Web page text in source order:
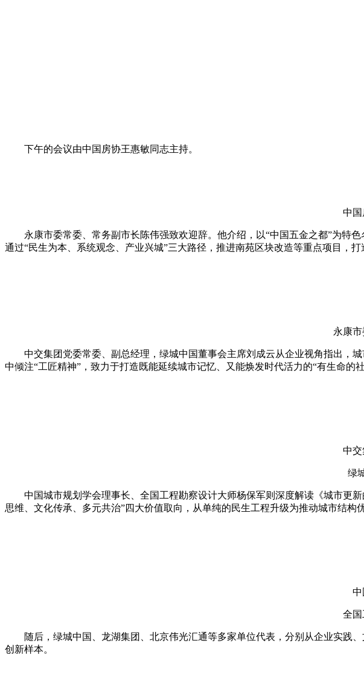
下午的会议由中国房协王惠敏同志主持。
中
永康市委常委、常务副市长陈伟强致欢迎辞。他介绍，以“中国五金之都”为特色
通过“民生为本、系统观念、产业兴城”三大路径，推进南苑区块改造等重点项目，
永康
中交集团党委常委、副总经理，绿城中国董事会主席刘成云从企业视角指出，城
中倾注“工匠精神”，致力于打造既能延续城市记忆、又能焕发时代活力的“有生命的社
中
绿
中国城市规划学会理事长、全国工程勘察设计大师杨保军则深度解读《城市更新
思维、文化传承、多元共治”四大价值取向，从单纯的民生工程升级为推动城市结
中
全
随后，绿城中国、龙湖集团、北京伟光汇通等多家单位代表，分别从企业实践、
创新样本。